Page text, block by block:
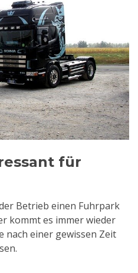
für
Betrieb einen Fuhrpark
kommt es immer wieder
nach einer gewissen Zeit